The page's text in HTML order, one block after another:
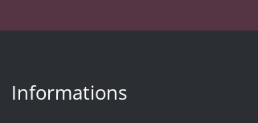
Informations